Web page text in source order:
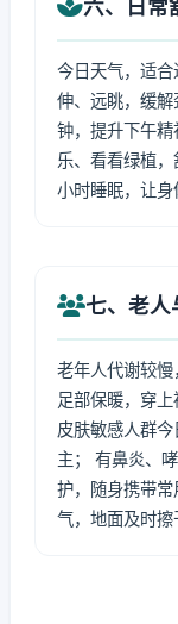
六、日常
今日天气，适
伸、远眺，缓
钟，提升下午
乐、看看绿植
小时睡眠，让身
七、老人
老年人代谢较慢
足部保暖，穿上
皮肤敏感人群
主； 有鼻炎、
护，随身携带
气，地面及时擦